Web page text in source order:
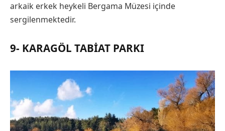
arkaik erkek heykeli Bergama Müzesi içinde
sergilenmektedir.
9- KARAGÖL TABIAT PARKI